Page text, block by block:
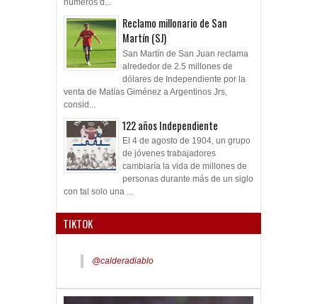
números d...
Reclamo millonario de San
Martín (SJ)
San Martín de San Juan reclama
alrededor de 2.5 millones de
dólares de Independiente por la
venta de Matías Giménez a Argentinos Jrs,
consid...
122 años Independiente
El 4 de agosto de 1904, un grupo
de jóvenes trabajadores
cambiaría la vida de millones de
personas durante más de un siglo
con tal solo una ...
TIKTOK
@calderadiablo